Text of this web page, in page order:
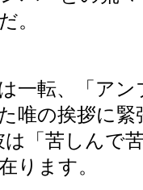
。
一転、「アン
唯の挨拶に緊
は「苦しんで
ります。